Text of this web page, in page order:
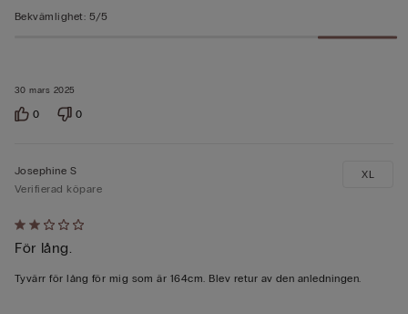
30 mars 2025
Bekvämlighet: 5/5
0 0
Värderad
2
av
Josephine S
Verifierad köpare
För lång.
Tyvärr för lång för mig som är 164cm. Blev retur av den anledningen.
XL